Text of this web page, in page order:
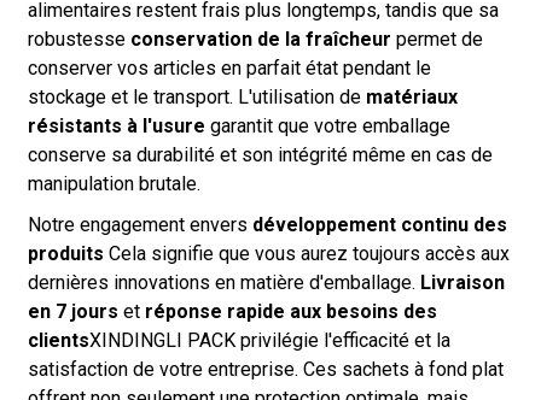
alimentaires restent frais plus longtemps, tandis que sa
robustesse conservation de la fraîcheur permet de
conserver vos articles en parfait état pendant le
stockage et le transport. L'utilisation de matériaux
résistants à l'usure garantit que votre emballage
conserve sa durabilité et son intégrité même en cas de
manipulation brutale.
Notre engagement envers développement continu des
produits Cela signifie que vous aurez toujours accès aux
dernières innovations en matière d'emballage. Livraison
en 7 jours et réponse rapide aux besoins des
clientsXINDINGLI PACK privilégie l'efficacité et la
satisfaction de votre entreprise. Ces sachets à fond plat